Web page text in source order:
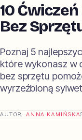
10
Bez
Poznaj 5
które wykonasz w
bez sprzętu
wyrzeźbioną
AUTOR:ANNA KAMIŃSKA